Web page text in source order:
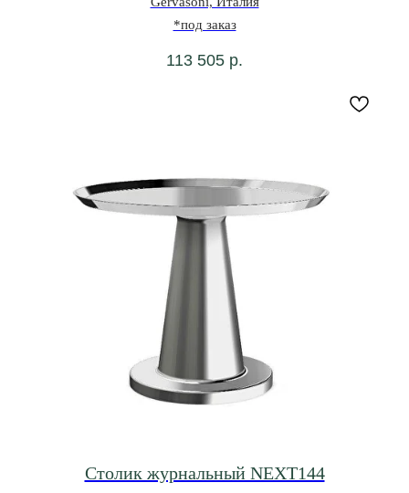
*под заказ
113 505 р.
Столик журнальный NEXT144